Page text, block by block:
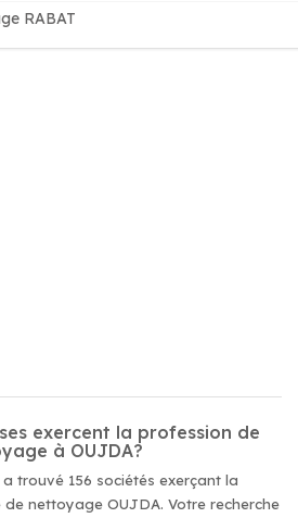
RABAT
exercent la profession de
à OUJDA?
trouvé 156 sociétés exerçant la
nettoyage OUJDA. Votre recherche